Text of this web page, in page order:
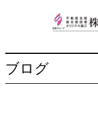
ブログ